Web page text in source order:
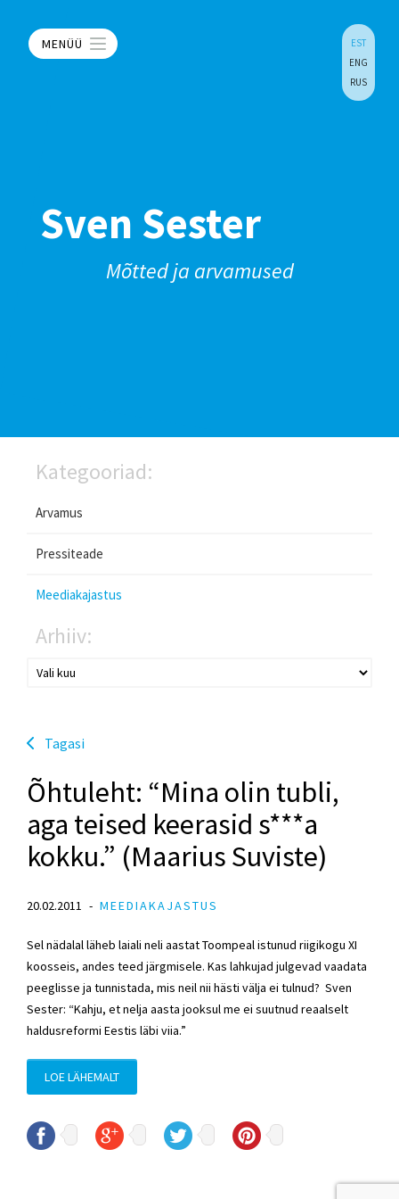
MENÜÜ
EST
ENG
RUS
Sven Sester
Mõtted ja arvamused
Kategooriad:
Arvamus
Pressiteade
Meediakajastus
Arhiiv:
Tagasi
Õhtuleht: “Mina olin tubli,
aga teised keerasid s***a
kokku.” (Maarius Suviste)
20.02.2011 MEEDIAKAJASTUS
Sel nädalal läheb laiali neli aastat Toompeal istunud riigikogu XI
koosseis, andes teed järgmisele. Kas lahkujad julgevad vaadata
peeglisse ja tunnistada, mis neil nii hästi välja ei tulnud? Sven
Sester: “Kahju, et nelja aasta jooksul me ei suutnud reaalselt
haldusreformi Eestis läbi viia.”
LOE LÄHEMALT